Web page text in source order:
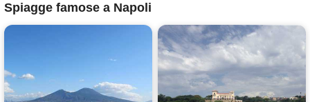
Spiagge famose a Napoli